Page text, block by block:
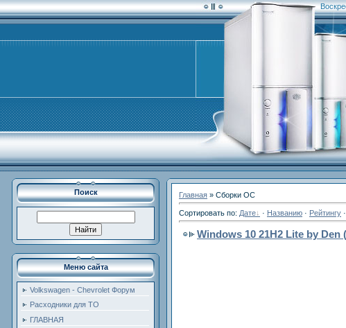
Поиск
Меню сайта
Volkswagen - Chevrolet Форум
Расходники для ТО
ГЛАВНАЯ
Главная » Сборки ОС
Сортировать по: Дате · Названию · Рейтингу ·
Windows 10 21H2 Lite by Den